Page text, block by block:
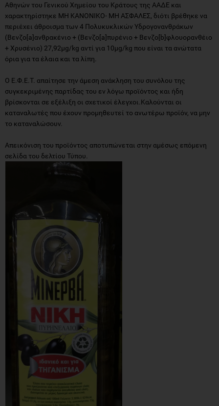
Αθηνών του Γενικού Χημείου του Κράτους της ΑΑΔΕ και
χαρακτηρίστηκε ΜΗ ΚΑΝΟΝΙΚΟ- ΜΗ ΑΣΦΑΛΕΣ, διότι βρέθηκε να
περιέχει άθροισμα των 4 Πολυκυκλικών Υδρογονανθράκων
(Βενζο[a]ανθρακένιο + (Βενζο[a]πυρένιο + Βενζο[b]φλουορανθέιο
+ Χρυσένιο) 27,92μg/kg αντί για 10μg/kg που είναι τα ανώτατα
όρια για τα έλαια και τα λίπη.
Ο Ε.Φ.Ε.Τ. απαίτησε την άμεση ανάκληση του συνόλου της
συγκεκριμένης παρτίδας του εν λόγω προϊόντος και ήδη
βρίσκονται σε εξέλιξη οι σχετικοί έλεγχοι.Καλούνται οι
καταναλωτές που έχουν προμηθευτεί το ανωτέρω προϊόν, να μην
το καταναλώσουν.
Απεικόνιση του προϊόντος αποτυπώνεται στην αμέσως επόμενη
σελίδα του δελτίου Τύπου.